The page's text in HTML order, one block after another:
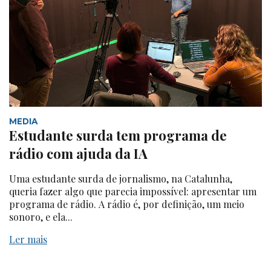
MEDIA
Estudante surda tem programa de
rádio com ajuda da IA
Uma estudante surda de jornalismo, na Catalunha,
queria fazer algo que parecia impossível: apresentar um
programa de rádio. A rádio é, por definição, um meio
sonoro, e ela...
Ler mais